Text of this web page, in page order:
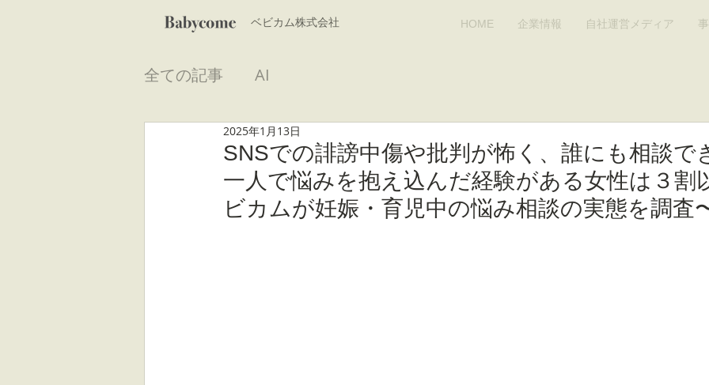
​ベビカム株式会社 HOME 企業情報 自社運営メディア
全ての記事 AI
SNSでの誹謗中傷や批判が怖く、誰にも相談で
一人で悩みを抱え込んだ経験がある女性は３
ビカムが妊娠・育児中の悩み相談の実態を調査
2025年1月13日